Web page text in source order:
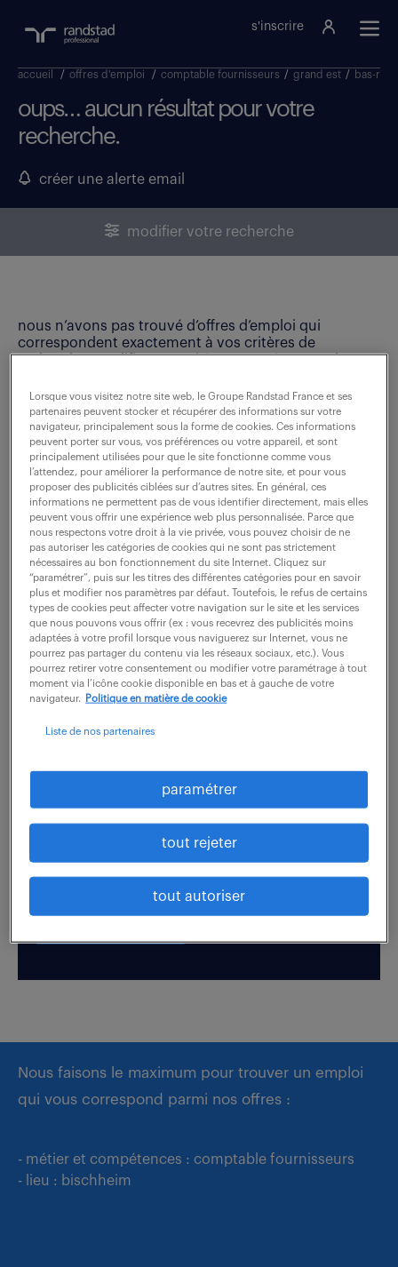
s'inscrire
accueil / offres d'emploi / comptable fournisseurs / grand est / bas-rhin
oups… aucun résultat pour votre
recherche.
créer une alerte email
modifier votre recherche
nous n’avons pas trouvé d’offres d’emploi qui
correspondent exactement à vos critères de
recherche. Modifiez vos critères ou créez une alerte
ne ratez aucune
opportunité.
recevez chaque semaine par mail les offres qui
correspondent à votre dernière recherche.
créer une alerte
votre CV !
Boostez votre visibilité auprès de nos recruteurs
en postulant par candidature spontanée.
Nous faisons le maximum pour trouver un emploi
qui vous correspond parmi nos offres :
- métier et compétences : comptable fournisseurs
- lieu : bischheim
Lorsque vous visitez notre site web, le Groupe Randstad France et ses
partenaires peuvent stocker et récupérer des informations sur votre
navigateur, principalement sous la forme de cookies. Ces informations
peuvent porter sur vous, vos préférences ou votre appareil, et sont
principalement utilisées pour que le site fonctionne comme vous
l’attendez, pour améliorer la performance de notre site, et pour vous
proposer des publicités ciblées sur d’autres sites. En général, ces
informations ne permettent pas de vous identifier directement, mais elles
peuvent vous offrir une expérience web plus personnalisée. Parce que
nous respectons votre droit à la vie privée, vous pouvez choisir de ne
pas autoriser les catégories de cookies qui ne sont pas strictement
nécessaires au bon fonctionnement du site Internet. Cliquez sur
“paramétrer”, puis sur les titres des différentes catégories pour en savoir
plus et modifier nos paramètres par défaut. Toutefois, le refus de certains
types de cookies peut affecter votre navigation sur le site et les services
que nous pouvons vous offrir (ex : vous recevrez des publicités moins
adaptées à votre profil lorsque vous naviguerez sur Internet, vous ne
pourrez pas partager du contenu via les réseaux sociaux, etc.). Vous
pourrez retirer votre consentement ou modifier votre paramétrage à tout
moment via l’icône cookie disponible en bas et à gauche de votre
navigateur.
Politique en matière de cookie
Liste de nos partenaires
paramétrer
tout rejeter
tout autoriser